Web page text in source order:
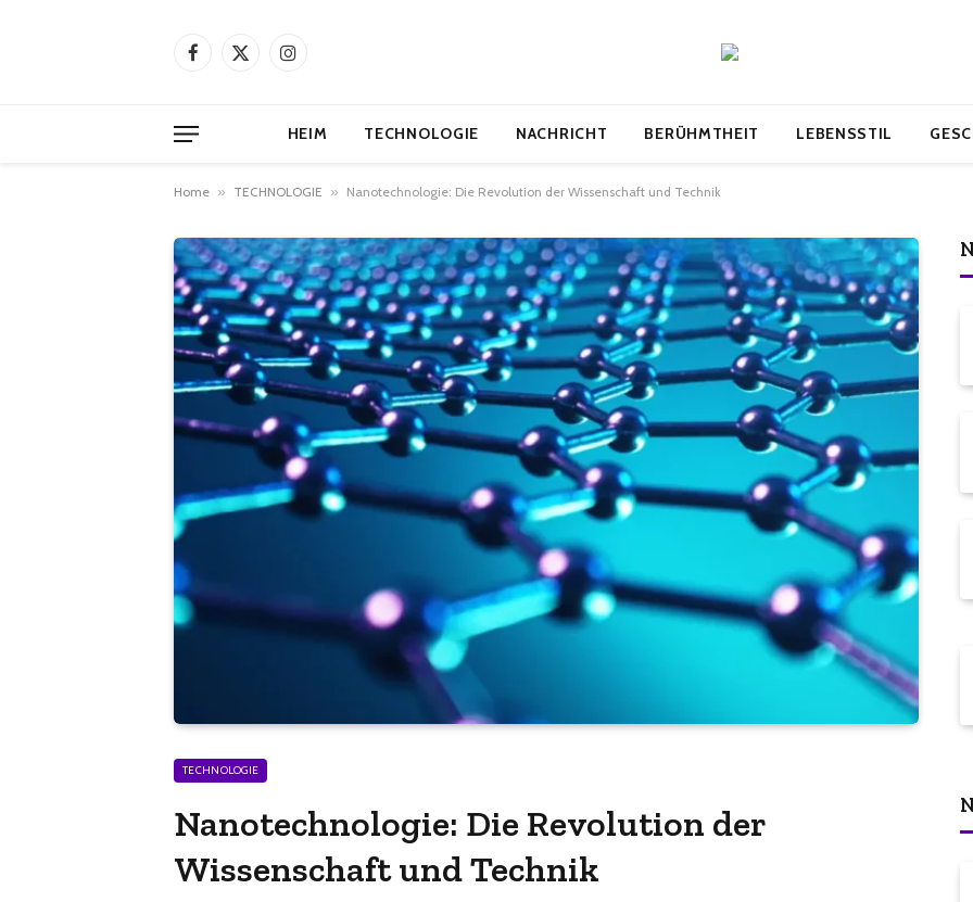
Facebook
X
Instagram
HEIM TECHNOLOGIE NACHRICHT BERÜHMTHEIT LEBENSSTIL
Home » TECHNOLOGIE » Nanotechnologie: Die Revolution der Wissenschaft und Technik
TECHNOLOGIE
Nanotechnologie: Die Revolution der
Wissenschaft und Technik